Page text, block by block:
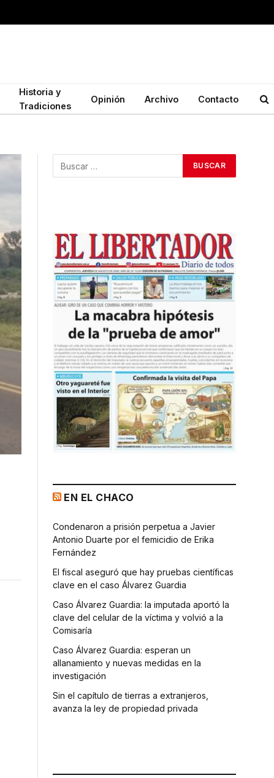
Historia y
Tradiciones
Opinión Archivo Contacto
EN EL CHACO
Condenaron a prisión perpetua a Javier
Antonio Duarte por el femicidio de Erika
Fernández
El fiscal aseguró que hay pruebas científicas
clave en el caso Álvarez Guardia
Caso Álvarez Guardia: la imputada aportó la
clave del celular de la víctima y volvió a la
Comisaría
Caso Álvarez Guardia: esperan un
allanamiento y nuevas medidas en la
investigación
Sin el capítulo de tierras a extranjeros,
avanza la ley de propiedad privada